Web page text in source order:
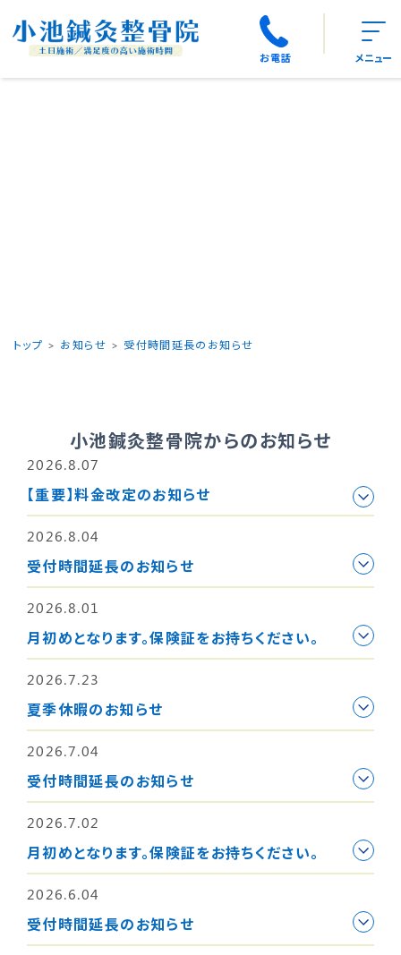
お電話 メニュー
トップ お知らせ 受付時間延長のお知らせ
小池鍼灸整骨院からのお知らせ
2026.8.07
【重要】料金改定のお知らせ
2026.8.04
受付時間延長のお知らせ
2026.8.01
月初めとなります。保険証をお持ちください。
2026.7.23
夏季休暇のお知らせ
2026.7.04
受付時間延長のお知らせ
2026.7.02
月初めとなります。保険証をお持ちください。
2026.6.04
受付時間延長のお知らせ